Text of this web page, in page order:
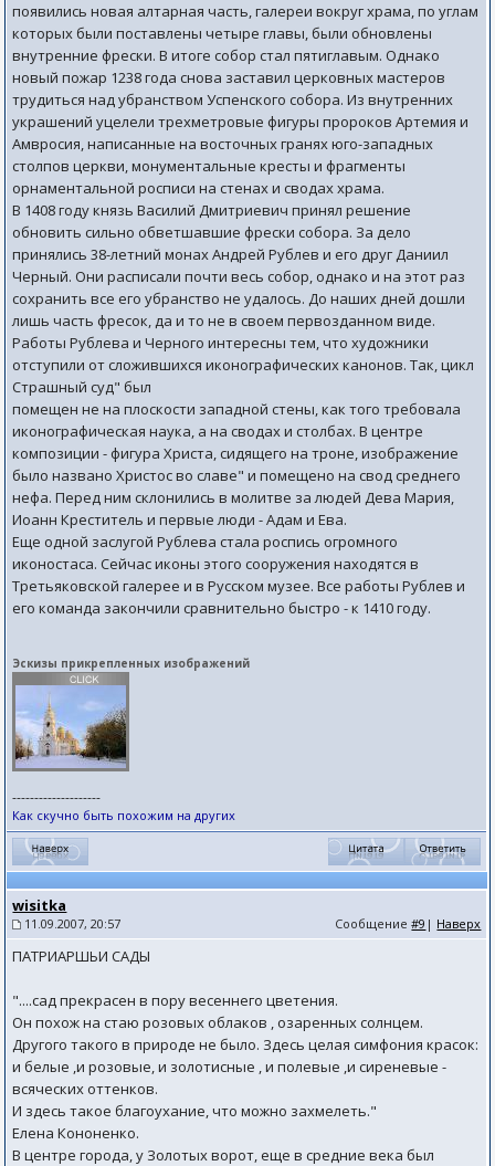
появились новая алтарная часть, галереи вокруг храма, по углам
которых были поставлены четыре главы, были обновлены
внутренние фрески. В итоге собор стал пятиглавым. Однако
новый пожар 1238 года снова заставил церковных мастеров
трудиться над убранством Успенского собора. Из внутренних
украшений уцелели трехметровые фигуры пророков Артемия и
Амвросия, написанные на восточных гранях юго-западных
столпов церкви, монументальные кресты и фрагменты
орнаментальной росписи на стенах и сводах храма.
В 1408 году князь Василий Дмитриевич принял решение
обновить сильно обветшавшие фрески собора. За дело
принялись 38-летний монах Андрей Рублев и его друг Даниил
Черный. Они расписали почти весь собор, однако и на этот раз
сохранить все его убранство не удалось. До наших дней дошли
лишь часть фресок, да и то не в своем первозданном виде.
Работы Рублева и Черного интересны тем, что художники
отступили от сложившихся иконографических канонов. Так, цикл
Страшный суд" был
помещен не на плоскости западной стены, как того требовала
иконографическая наука, а на сводах и столбах. В центре
композиции - фигура Христа, сидящего на троне, изображение
было названо Христос во славе" и помещено на свод среднего
нефа. Перед ним склонились в молитве за людей Дева Мария,
Иоанн Креститель и первые люди - Адам и Ева.
Еще одной заслугой Рублева стала роспись огромного
иконостаса. Сейчас иконы этого сооружения находятся в
Третьяковской галерее и в Русском музее. Все работы Рублев и
его команда закончили сравнительно быстро - к 1410 году.
Эскизы прикрепленных изображений
--------------------
Как скучно быть похожим на других
wisitka
11.09.2007, 20:57 Сообщение#9 | Наверх
ПАТРИАРШЬИ САДЫ
"....сад прекрасен в пору весеннего цветения.
Он похож на стаю розовых облаков , озаренных солнцем.
Другого такого в природе не было. Здесь целая симфония красок:
и белые ,и розовые, и золотисные , и полевые ,и сиреневые -
всяческих оттенков.
И здесь такое благоухание, что можно захмелеть."
Елена Кононенко.
В центре города, у Золотых ворот, еще в средние века был